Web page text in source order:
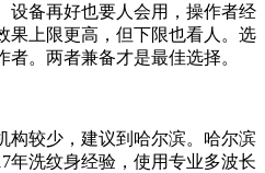
设备再好也要人会用，操作者经
果上限更高，但下限也看人。选
。两者兼备才是最佳选择。
构较少，建议到哈尔滨。哈尔滨
年洗纹身经验，使用专业多波长